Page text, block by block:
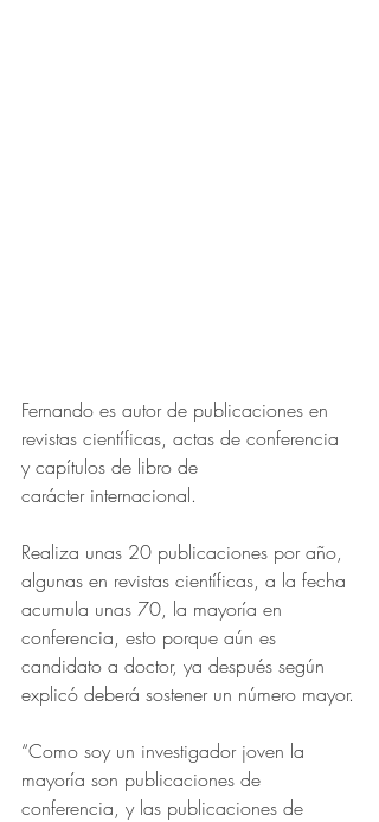
Fernando es autor de publicaciones en
revistas científicas, actas de conferencia
y capítulos de libro de
carácter internacional.
Realiza unas 20 publicaciones por año,
algunas en revistas científicas, a la fecha
acumula unas 70, la mayoría en
conferencia, esto porque aún es
candidato a doctor, ya después según
explicó deberá sostener un número mayor.
“Como soy un investigador joven la
mayoría son publicaciones de
conferencia, y las publicaciones de